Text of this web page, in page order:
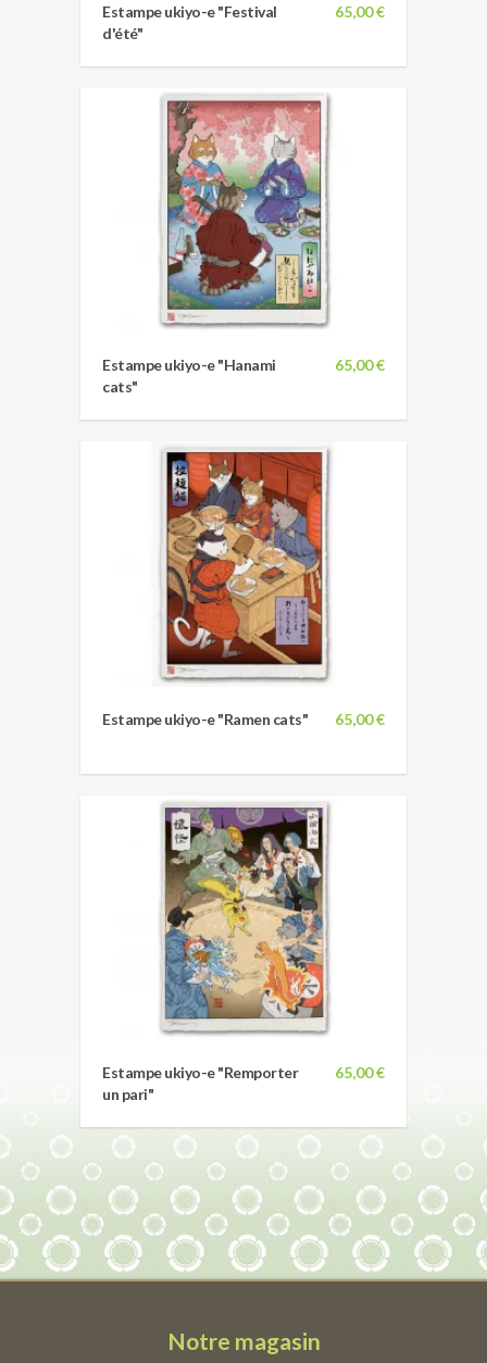
65,00 €
Estampe ukiyo-e "Festival
d'été"
65,00 €
Estampe ukiyo-e "Hanami
cats"
65,00 €
Estampe ukiyo-e "Ramen cats"
65,00 €
Estampe ukiyo-e "Remporter
un pari"
Notre magasin